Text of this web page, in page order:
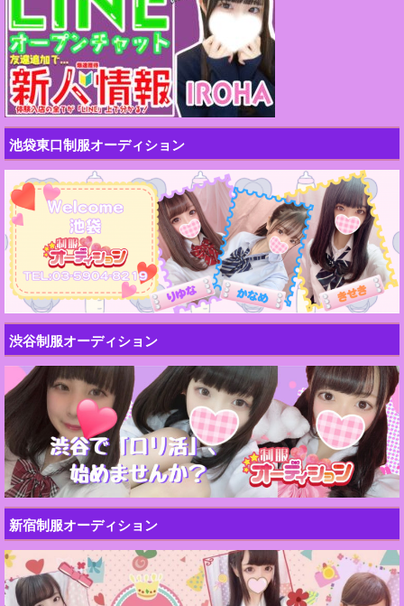
池袋東口制服オーディション
渋谷制服オーディション
新宿制服オーディション